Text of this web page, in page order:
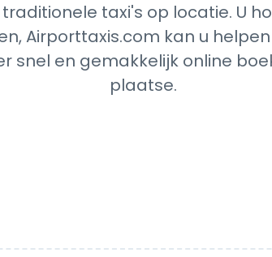
taxi's op locatie. U
Airporttaxis.com kan u
snel en gemakkelijk online
plaatse.